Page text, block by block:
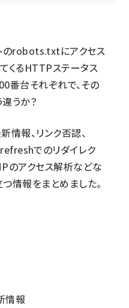
のrobots.txtにアクセス
くるHTTPステータス
番台それぞれで、その
うか？
情報、リンク否認、
でのリダイレク
のアクセス解析などな
情報をまとめました。
情報